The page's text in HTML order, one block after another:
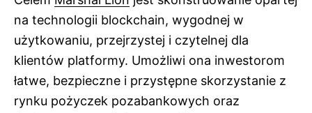
na technologii blockchain, wygodnej w
użytkowaniu, przejrzystej i czytelnej dla
klientów platformy. Umożliwi ona inwestorom
łatwe, bezpieczne i przystępne skorzystanie z
rynku pożyczek pozabankowych oraz